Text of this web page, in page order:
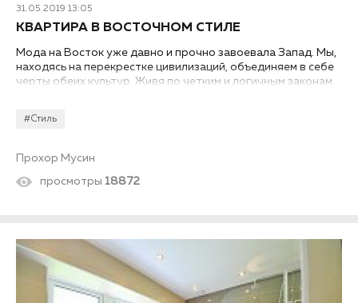
31.05.2019 13:05
#Стиль
КВАРТИРА В ВОСТОЧНОМ СТИЛЕ
Мода на Восток уже давно и прочно завоевала Запад. Мы,
находясь на перекрестке цивилизаций, объединяем в себе
черты обеих культур. Живя по четким и логичным законам
восточном стиле!
Прохор Мусин
просмотры 18872